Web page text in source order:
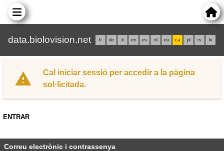
data.biolovision.net fr de it en es nl eu ca pl rs lv
Cal iniciar sessió per accedir a la pàgina
sol·licitada.
ENTRAR
Correu electrònic i contrassenya